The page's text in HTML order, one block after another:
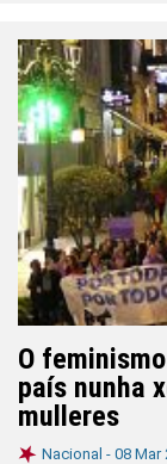
O
país nunha
mulleres
Nacional - 08 Mar